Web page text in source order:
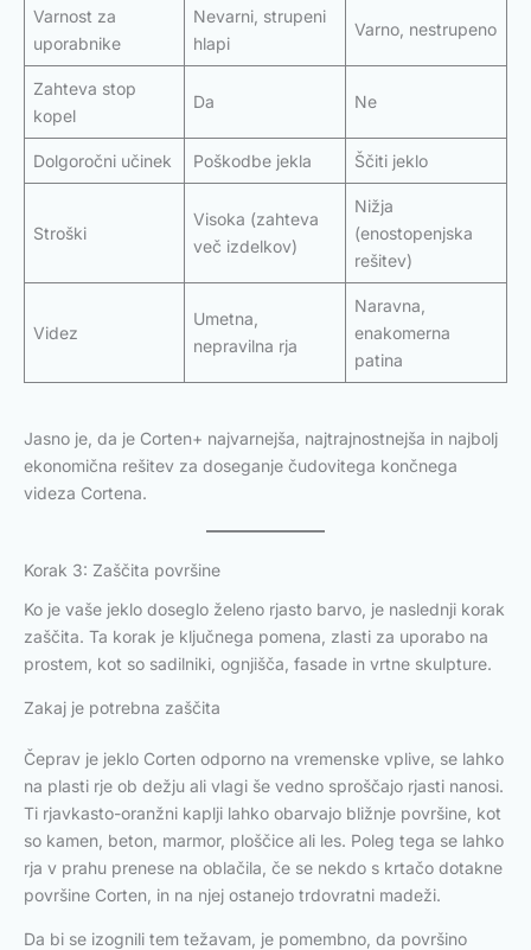
Varnost za
uporabnike
Nevarni, strupeni
hlapi
Varno, nestrupeno
Zahteva stop
kopel
Da Ne
Dolgoročni učinek Poškodbe jekla Ščiti jeklo
Stroški
Visoka (zahteva
več izdelkov)
Nižja
(enostopenjska
rešitev)
Videz
Umetna,
nepravilna rja
Naravna,
enakomerna
patina
Jasno je, da je Corten+ najvarnejša, najtrajnostnejša in najbolj
ekonomična rešitev za doseganje čudovitega končnega
videza Cortena.
Korak 3: Zaščita površine
Ko je vaše jeklo doseglo želeno rjasto barvo, je naslednji korak
zaščita. Ta korak je ključnega pomena, zlasti za uporabo na
prostem, kot so sadilniki, ognjišča, fasade in vrtne skulpture.
Zakaj je potrebna zaščita
Čeprav je jeklo Corten odporno na vremenske vplive, se lahko
na plasti rje ob dežju ali vlagi še vedno sproščajo rjasti nanosi.
Ti rjavkasto-oranžni kaplji lahko obarvajo bližnje površine, kot
so kamen, beton, marmor, ploščice ali les. Poleg tega se lahko
rja v prahu prenese na oblačila, če se nekdo s krtačo dotakne
površine Corten, in na njej ostanejo trdovratni madeži.
Da bi se izognili tem težavam, je pomembno, da površino